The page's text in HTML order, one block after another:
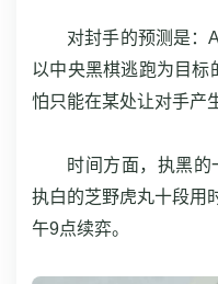
对封手的预测是：
以中央黑棋逃跑为目标
怕只能在某处让对手产
时间方面，执黑的
执白的芝野虎丸十段用
午9点续弈。